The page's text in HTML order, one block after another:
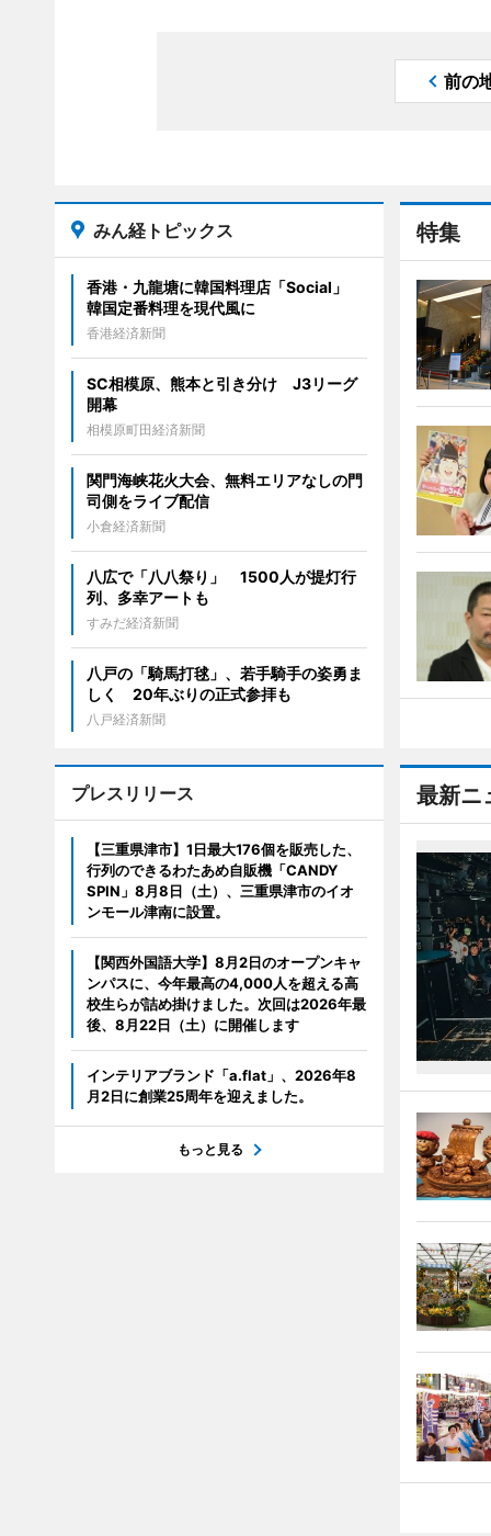
前の
特集
最新ニ
みん経トピックス
香港・九龍塘に韓国料理店「Social」
韓国定番料理を現代風に
香港経済新聞
SC相模原、熊本と引き分け J3リーグ
開幕
相模原町田経済新聞
関門海峡花火大会、無料エリアなしの門
司側をライブ配信
小倉経済新聞
八広で「八八祭り」 1500人が提灯行
列、多幸アートも
すみだ経済新聞
八戸の「騎馬打毬」、若手騎手の姿勇ま
しく 20年ぶりの正式参拝も
八戸経済新聞
プレスリリース
【三重県津市】1日最大176個を販売した、
行列のできるわたあめ自販機「CANDY
SPIN」8月8日（土）、三重県津市のイオ
ンモール津南に設置。
【関西外国語大学】8月2日のオープンキャ
ンパスに、今年最高の4,000人を超える高
校生らが詰め掛けました。次回は2026年最
後、8月22日（土）に開催します
インテリアブランド「a.flat」、2026年8
月2日に創業25周年を迎えました。
もっと見る